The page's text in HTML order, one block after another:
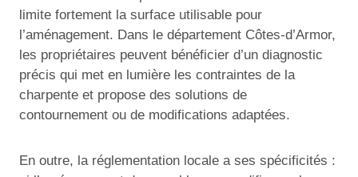
limite fortement la surface utilisable pour
l’aménagement. Dans le département Côtes-d’Armor,
les propriétaires peuvent bénéficier d’un diagnostic
précis qui met en lumière les contraintes de la
charpente et propose des solutions de
contournement ou de modifications adaptées.
En outre, la réglementation locale a ses spécificités :